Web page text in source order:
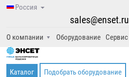
Россия
О компании Оборудование Сервис
sales@enset.ru
Каталог Подобрать оборудование